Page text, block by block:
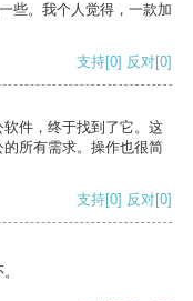
些。我个人觉得，一款加
支持[0] 反对[0]
件，终于找到了它。这
所有需求。操作也很简
支持[0] 反对[0]